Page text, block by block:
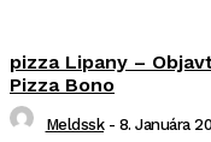
pizza Lipany –
Pizza Bono
Meldssk - 8. Januára